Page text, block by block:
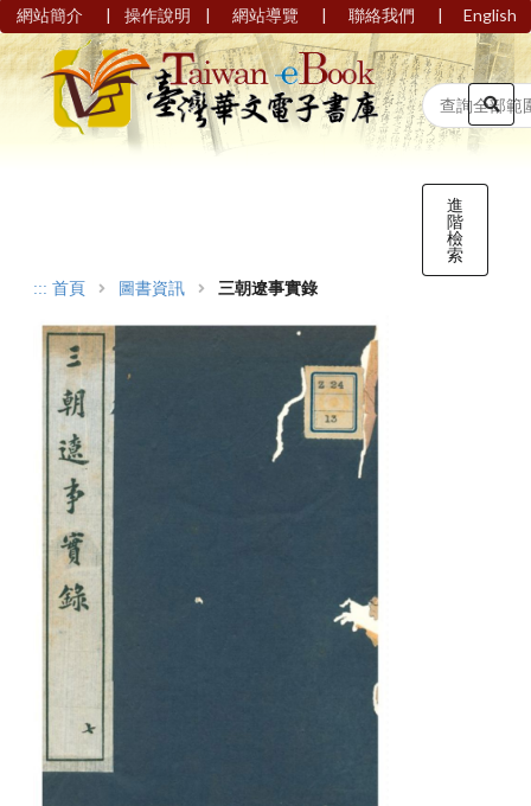
網站簡介 | 操作說明 | 網站導覽 | 聯絡我們 | English
進
階
檢
索
::: 首頁 圖書資訊 三朝遼事實錄